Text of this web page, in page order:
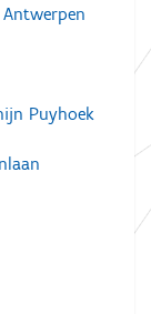
Puyhoek